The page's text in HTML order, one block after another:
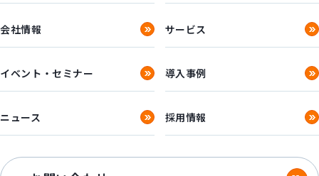
会社情報 サービス
イベント・セミナー 導入事例
ニュース 採用情報